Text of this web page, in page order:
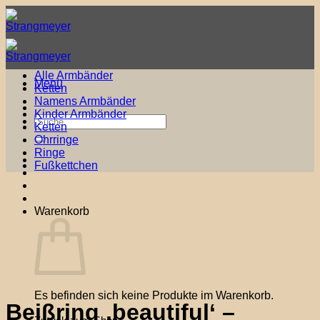
Zum
Inhalt
springen
Menü
Suche
nach:
Warenkorb
Es befinden sich keine Produkte im Warenkorb.
Alle Armbänder
Ketten
Namens Armbänder
Kinder Armbänder
Ketten
Ohrringe
Ringe
Fußkettchen
Beißring ‚beautiful‘ –